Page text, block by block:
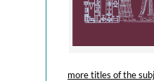
more titles of the